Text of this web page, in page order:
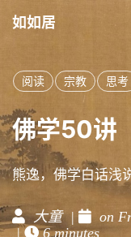
如如居
阅读 宗教 思考
佛学50讲
熊逸，佛学白话浅
大童 | on
|
6 minutes